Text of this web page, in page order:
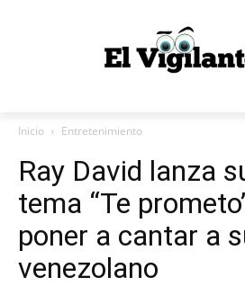
Inicio Entretenimiento
Ray David lanza
tema “Te
poner a cantar a
venezolano